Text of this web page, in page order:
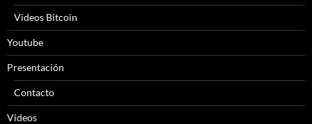
Videos Bitcoin
Youtube
Presentación
Contacto
Videos